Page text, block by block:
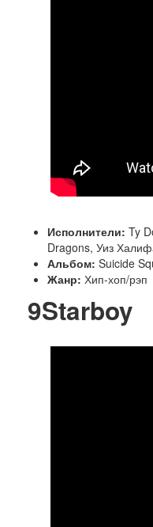
Исполнители: Ty
Dragons, Уиз
Альбом: Suicide
Жанр: Хип-хоп/рэп
9Starboy